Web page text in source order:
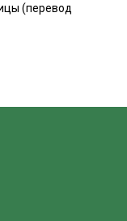
(перевод